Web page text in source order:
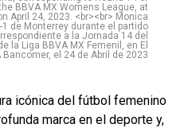
BBVA MX Womens League, at
April 24, 2023. <br><br> Monica
de Monterrey durante el partido
a la Jornada 14 del
la Liga BBVA MX Femenil, en El
Bancomer, el 24 de Abril de 2023
icónica del fútbol femenino
marca en el deporte y,